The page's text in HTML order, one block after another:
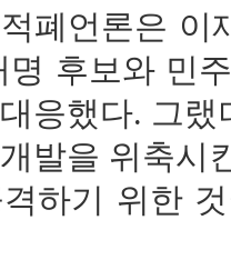
폐언론은
명 후보와 민
응했다. 그
발을 위축시
하기 위한